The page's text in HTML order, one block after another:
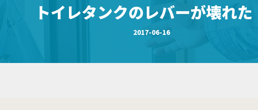
トイレタンクのレバーが壊れた
2017-06-16